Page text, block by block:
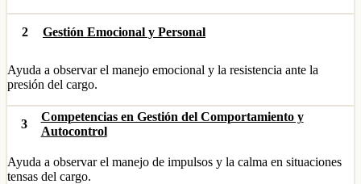
2 Gestión Emocional y Personal
Ayuda a observar el manejo emocional y la resistencia ante la
presión del cargo.
3
Competencias en Gestión del Comportamiento y
Autocontrol
Ayuda a observar el manejo de impulsos y la calma en situaciones
tensas del cargo.